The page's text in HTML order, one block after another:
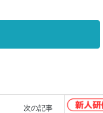
次の記事